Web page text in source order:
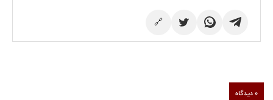
🔗
0 دیدگاه